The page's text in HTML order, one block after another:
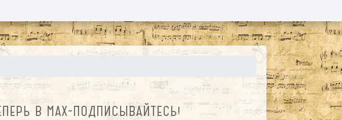
В MAX-ПОДПИСЫВАЙТЕСЬ!